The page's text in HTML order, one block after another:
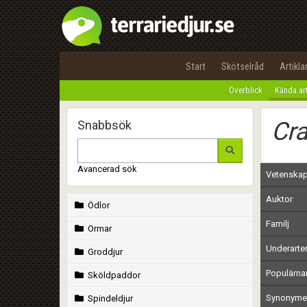
Start Skötselråd Artiklar
Överblick Kända
Snabbsök
Avancerad sök
Ödlor
Ormar
Groddjur
Sköldpaddor
Spindeldjur
Auktor
Familj
Underarter